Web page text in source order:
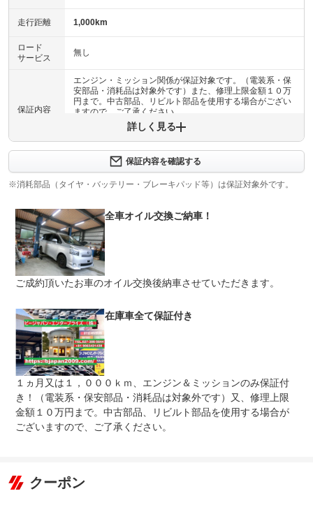
走行距離 1,000km
ロード
サービス
無し
保証内容
エンジン・ミッション関係が保証対象です。（電装系・保
安部品・消耗品は対象外です）また、修理上限金額１０万
円まで。中古部品、リビルト部品を使用する場合がござい
ますので、ご了承ください。
別途有償にて点検・整備・保証も御座います。詳しくはご
相談下さい。
上限金額
修理上限金額１０万円まで。車両本体価格が１０万円以下
の場合、車両本体価格まで。
免責金 無し
保証修理
ビー・ジャパン・エンタープライズ株式会社
法定整備 整備無 車両状態については販売店にご確認ください
法定整備
について
-
詳しく見る
保証内容を確認する
※消耗部品（タイヤ・バッテリー・ブレーキパッド等）は保証対象外です。
全車オイル交換ご納車！
ご成約頂いたお車のオイル交換後納車させていただきます。
在庫車全て保証付き
１ヵ月又は１，０００ｋｍ、エンジン＆ミッションのみ保証付
き！（電装系・保安部品・消耗品は対象外です）又、修理上限
金額１０万円まで。中古部品、リビルト部品を使用する場合が
ございますので、ご了承ください。
クーポン